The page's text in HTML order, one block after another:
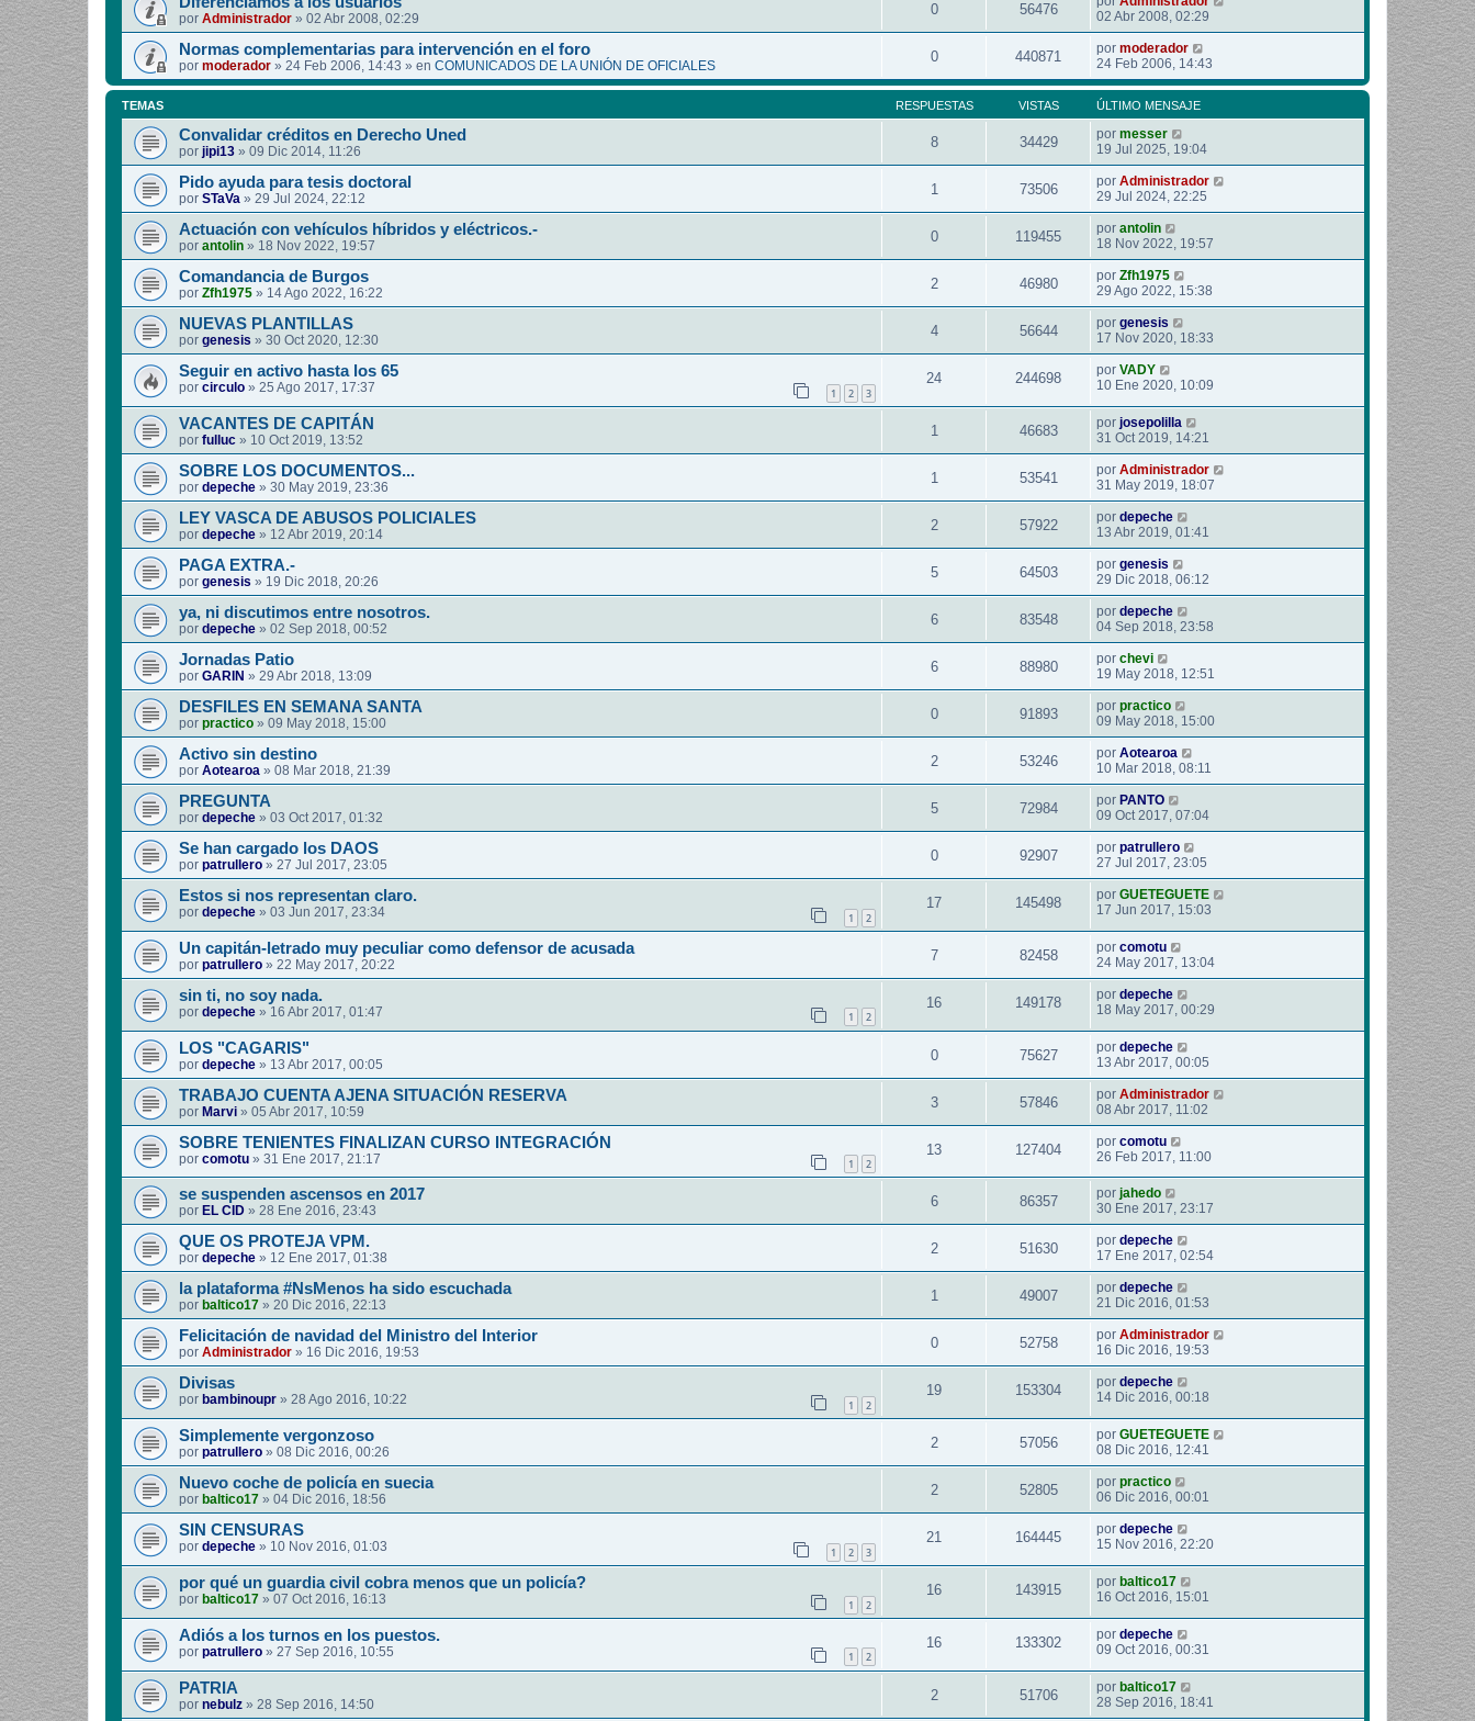
por Administrador » 02 Abr 2008, 02:29
0 56476
02 Abr 2008, 02:29
Normas complementarias para intervención en el foro
por moderador » 24 Feb 2006, 14:43 » en COMUNICADOS DE LA UNIÓN DE OFICIALES
0 440871 por moderador
24 Feb 2006, 14:43
TEMAS RESPUESTAS VISTAS ÚLTIMO MENSAJE
Convalidar créditos en Derecho Uned
por jipi13 » 09 Dic 2014, 11:26
8 34429 por messer
19 Jul 2025, 19:04
Pido ayuda para tesis doctoral
por STaVa » 29 Jul 2024, 22:12
1 73506 por Administrador
29 Jul 2024, 22:25
Actuación con vehículos híbridos y eléctricos.-
por antolin » 18 Nov 2022, 19:57
0 119455 por antolin
18 Nov 2022, 19:57
Comandancia de Burgos
por Zfh1975 » 14 Ago 2022, 16:22
2 46980 por Zfh1975
29 Ago 2022, 15:38
NUEVAS PLANTILLAS
por genesis » 30 Oct 2020, 12:30
4 56644 por genesis
17 Nov 2020, 18:33
Seguir en activo hasta los 65
por circulo » 25 Ago 2017, 17:37 1 2 3
24 244698 por VADY
10 Ene 2020, 10:09
VACANTES DE CAPITÁN
por fulluc » 10 Oct 2019, 13:52
1 46683 por josepolilla
31 Oct 2019, 14:21
SOBRE LOS DOCUMENTOS...
por depeche » 30 May 2019, 23:36
1 53541 por Administrador
31 May 2019, 18:07
LEY VASCA DE ABUSOS POLICIALES
por depeche » 12 Abr 2019, 20:14
2 57922 por depeche
13 Abr 2019, 01:41
PAGA EXTRA.-
por genesis » 19 Dic 2018, 20:26
5 64503 por genesis
29 Dic 2018, 06:12
ya, ni discutimos entre nosotros.
por depeche » 02 Sep 2018, 00:52
6 83548 por depeche
04 Sep 2018, 23:58
Jornadas Patio
por GARIN » 29 Abr 2018, 13:09
6 88980 por chevi
19 May 2018, 12:51
DESFILES EN SEMANA SANTA
por practico » 09 May 2018, 15:00
0 91893 por practico
09 May 2018, 15:00
Activo sin destino
por Aotearoa » 08 Mar 2018, 21:39
2 53246 por Aotearoa
10 Mar 2018, 08:11
PREGUNTA
por depeche » 03 Oct 2017, 01:32
5 72984 por PANTO
09 Oct 2017, 07:04
Se han cargado los DAOS
por patrullero » 27 Jul 2017, 23:05
0 92907 por patrullero
27 Jul 2017, 23:05
Estos si nos representan claro.
por depeche » 03 Jun 2017, 23:34 1 2
17 145498 por GUETEGUETE
17 Jun 2017, 15:03
Un capitán-letrado muy peculiar como defensor de acusada
por patrullero » 22 May 2017, 20:22
7 82458 por comotu
24 May 2017, 13:04
sin ti, no soy nada.
por depeche » 16 Abr 2017, 01:47 1 2
16 149178 por depeche
18 May 2017, 00:29
LOS "CAGARIS"
por depeche » 13 Abr 2017, 00:05
0 75627 por depeche
13 Abr 2017, 00:05
TRABAJO CUENTA AJENA SITUACIÓN RESERVA
por Marvi » 05 Abr 2017, 10:59
3 57846 por Administrador
08 Abr 2017, 11:02
SOBRE TENIENTES FINALIZAN CURSO INTEGRACIÓN
por comotu » 31 Ene 2017, 21:17 1 2
13 127404 por comotu
26 Feb 2017, 11:00
se suspenden ascensos en 2017
por EL CID » 28 Ene 2016, 23:43
6 86357 por jahedo
30 Ene 2017, 23:17
QUE OS PROTEJA VPM.
por depeche » 12 Ene 2017, 01:38
2 51630 por depeche
17 Ene 2017, 02:54
la plataforma #NsMenos ha sido escuchada
por baltico17 » 20 Dic 2016, 22:13
1 49007 por depeche
21 Dic 2016, 01:53
Felicitación de navidad del Ministro del Interior
por Administrador » 16 Dic 2016, 19:53
0 52758 por Administrador
16 Dic 2016, 19:53
Divisas
por bambinoupr » 28 Ago 2016, 10:22 1 2
19 153304 por depeche
14 Dic 2016, 00:18
Simplemente vergonzoso
por patrullero » 08 Dic 2016, 00:26
2 57056 por GUETEGUETE
08 Dic 2016, 12:41
Nuevo coche de policía en suecia
por baltico17 » 04 Dic 2016, 18:56
2 52805 por practico
06 Dic 2016, 00:01
SIN CENSURAS
por depeche » 10 Nov 2016, 01:03 1 2 3
21 164445 por depeche
15 Nov 2016, 22:20
por qué un guardia civil cobra menos que un policía?
por baltico17 » 07 Oct 2016, 16:13 1 2
16 143915 por baltico17
16 Oct 2016, 15:01
Adiós a los turnos en los puestos.
por patrullero » 27 Sep 2016, 10:55 1 2
16 133302 por depeche
09 Oct 2016, 00:31
PATRIA
por nebulz » 28 Sep 2016, 14:50
2 51706 por baltico17
28 Sep 2016, 18:41